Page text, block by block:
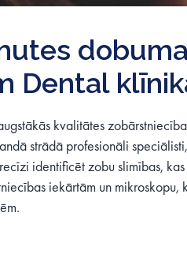
Dental
kvalitātes
strādā profesionāli
identificēt zobu slimības,
iekārtām un